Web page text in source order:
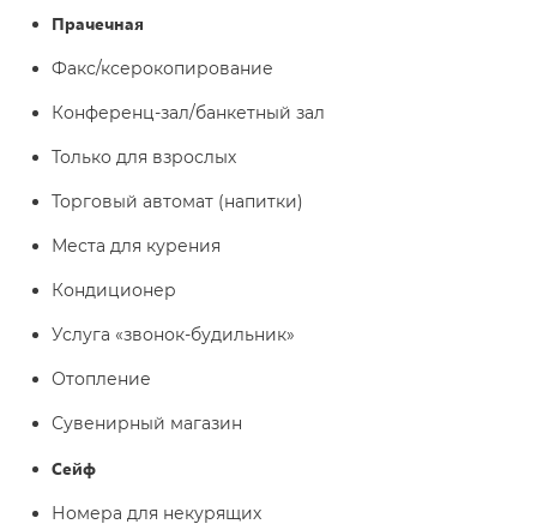
Прачечная
Факс/ксерокопирование
Конференц-зал/банкетный зал
Только для взрослых
Торговый автомат (напитки)
Места для курения
Кондиционер
Услуга «звонок-будильник»
Отопление
Сувенирный магазин
Сейф
Номера для некурящих